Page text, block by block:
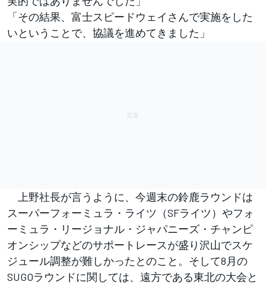
「その結果、富士スピードウェイさんで実施をした
いということで、協議を進めてきました」
上野社長が言うように、今週末の鈴鹿ラウンドは
スーパーフォーミュラ・ライツ（SFライツ）やフォ
ーミュラ・リージョナル・ジャパニーズ・チャンピ
オンシップなどのサポートレースが盛り沢山でスケ
ジュール調整が難しかったとのこと。そして8月の
SUGOラウンドに関しては、遠方である東北の大会と